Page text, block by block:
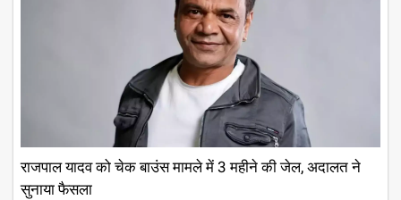
राजपाल यादव को चेक बाउंस मामले में 3 महीने की जेल, अदालत ने
सुनाया फैसला